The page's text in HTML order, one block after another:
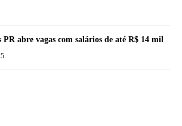
abre vagas com salários de até R$ 14 mil